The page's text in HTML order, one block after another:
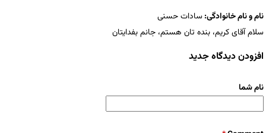
نام و نام خانوادگی:سادات حسنی
سلام آقای کریم، بنده تان هستم، جانم بفدایتان
افزودن دیدگاه جدید
نام شما